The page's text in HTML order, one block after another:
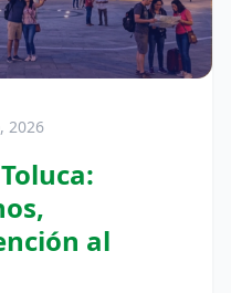
2026
al